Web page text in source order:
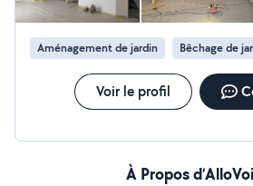
Aménagement de jardin Bêchage de
Voir le profil
À Propos